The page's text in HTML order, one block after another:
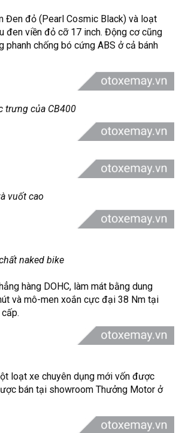
Đen đỏ (Pearl Cosmic Black) và loạt
đen viền đỏ cỡ 17 inch. Động cơ cũng
chống bó cứng ABS ở cả bánh
trưng của CB400
vuốt cao
naked bike
hàng DOHC, làm mát bằng dung
và mô-men xoắn cực đại 38 Nm tại
loạt xe chuyên dụng mới vốn được
bán tại showroom Thưởng Motor ở